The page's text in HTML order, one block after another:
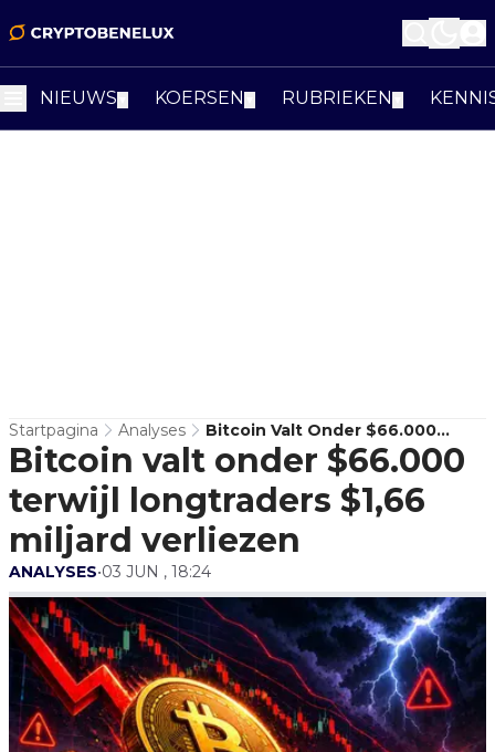
NIEUWS KOERSEN RUBRIEKEN
Startpagina Analyses
Bitcoin Valt Onder $66.000
Terwijl Longtraders $1,66 Miljard
Verliezen
Bitcoin valt onder $66.000
terwijl longtraders $1,66
miljard verliezen
ANALYSES•03 JUN , 18:24